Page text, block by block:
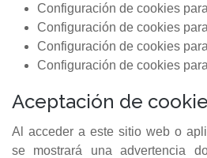
Configuración de cookies para
Configuración de cookies para
Configuración de cookies para
Configuración de cookies para
Aceptación de
Al acceder a este sitio web o
se mostrará una advertencia